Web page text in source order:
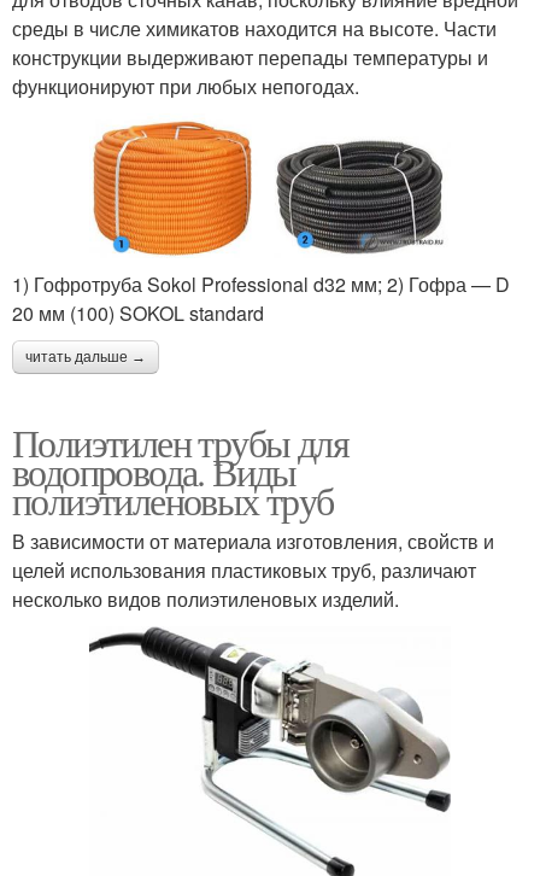
среды в числе химикатов находится на высоте. Части
конструкции выдерживают перепады температуры и
функционируют при любых непогодах.
1) Гофротруба Sokol Professional d32 мм; 2) Гофра — D
20 мм (100) SOKOL standard
читать дальше →
Полиэтилен трубы для
водопровода. Виды
полиэтиленовых труб
В зависимости от материала изготовления, свойств и
целей использования пластиковых труб, различают
несколько видов полиэтиленовых изделий.